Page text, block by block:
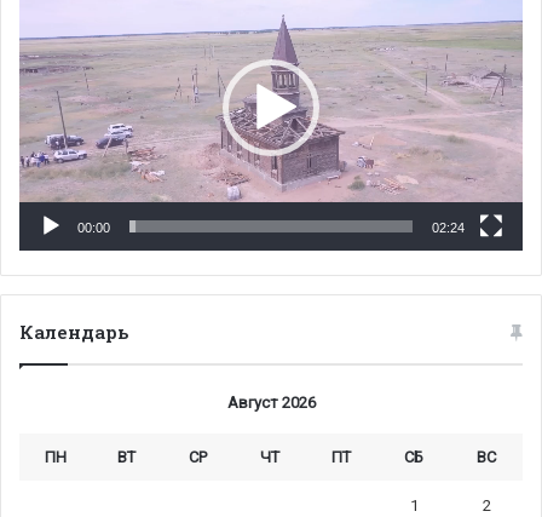
00:00 02:24
Календарь
Август 2026
ПН ВТ СР ЧТ ПТ СБ ВС
1 2